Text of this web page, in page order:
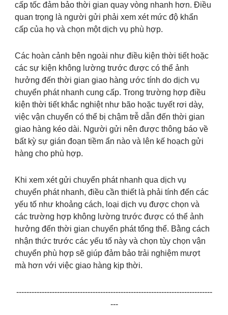
cấp tốc đảm bảo thời gian quay vòng nhanh hơn. Điều
quan trọng là người gửi phải xem xét mức độ khẩn
cấp của họ và chọn một dịch vụ phù hợp.
Các hoàn cảnh bên ngoài như điều kiện thời tiết hoặc
các sự kiện không lường trước được có thể ảnh
hưởng đến thời gian giao hàng ước tính do dịch vụ
chuyển phát nhanh cung cấp. Trong trường hợp điều
kiện thời tiết khắc nghiệt như bão hoặc tuyết rơi dày,
việc vận chuyển có thể bị chậm trễ dẫn đến thời gian
giao hàng kéo dài. Người gửi nên được thông báo về
bất kỳ sự gián đoạn tiềm ẩn nào và lên kế hoạch gửi
hàng cho phù hợp.
Khi xem xét gửi chuyển phát nhanh qua dịch vụ
chuyển phát nhanh, điều cần thiết là phải tính đến các
yếu tố như khoảng cách, loại dịch vụ được chọn và
các trường hợp không lường trước được có thể ảnh
hưởng đến thời gian chuyển phát tổng thể. Bằng cách
nhận thức trước các yếu tố này và chọn tùy chọn vận
chuyển phù hợp sẽ giúp đảm bảo trải nghiệm mượt
mà hơn với việc giao hàng kịp thời.
-----------------------------------------------------------------------------
---